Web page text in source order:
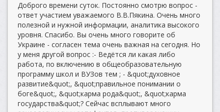
Доброго времени суток. Постоянно смотрю вопрос -
ответ участием уважаемого В.В.Пякина. Очень много
полезной и нужной информации, аналитика высокого
уровня. Спасибо. Вы очень много говорите об
Украине - согласен тема очень важная на сегодня. Но
у меня другой вопрос :- Ведётся ли какая либо
работа, по включению в общеобразовательную
программу школ и ВУЗов тем ; - &quot;духовное
развитие&quot;, &quot;правильное понимании о
боге&quot;, &quot;карма рода&quot;, &quot;карма
государства&quot;? Сейчас всплывают много